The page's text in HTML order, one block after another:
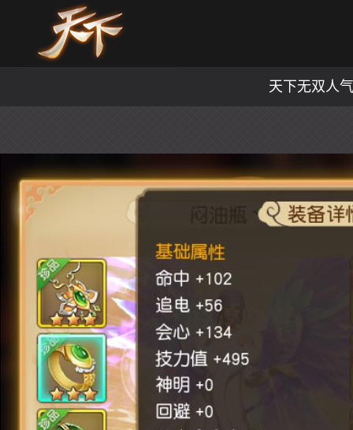
天下无双人